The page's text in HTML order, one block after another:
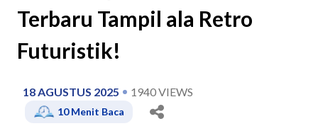
Terbaru Tampil ala Retro
Futuristik!
18 AGUSTUS 2025 1940VIEWS
10Menit Baca